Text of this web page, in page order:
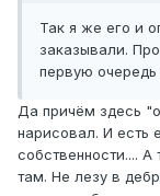
Так я же его и
заказывали.
первую очередь
Да причём здесь
нарисовал. И есть
собственности....
там. Не лезу в